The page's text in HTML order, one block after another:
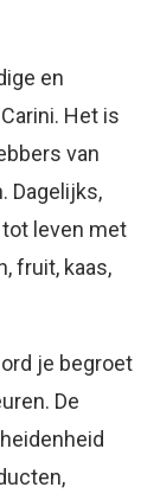
en
Het is
van
Dagelijks,
leven met
fruit, kaas,
je begroet
De